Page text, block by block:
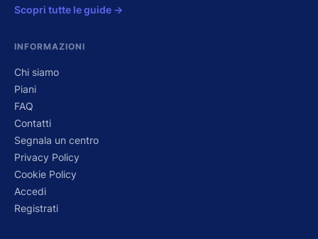
Scopri tutte le guide →
INFORMAZIONI
Chi siamo
Piani
FAQ
Contatti
Segnala un centro
Privacy Policy
Cookie Policy
Accedi
Registrati